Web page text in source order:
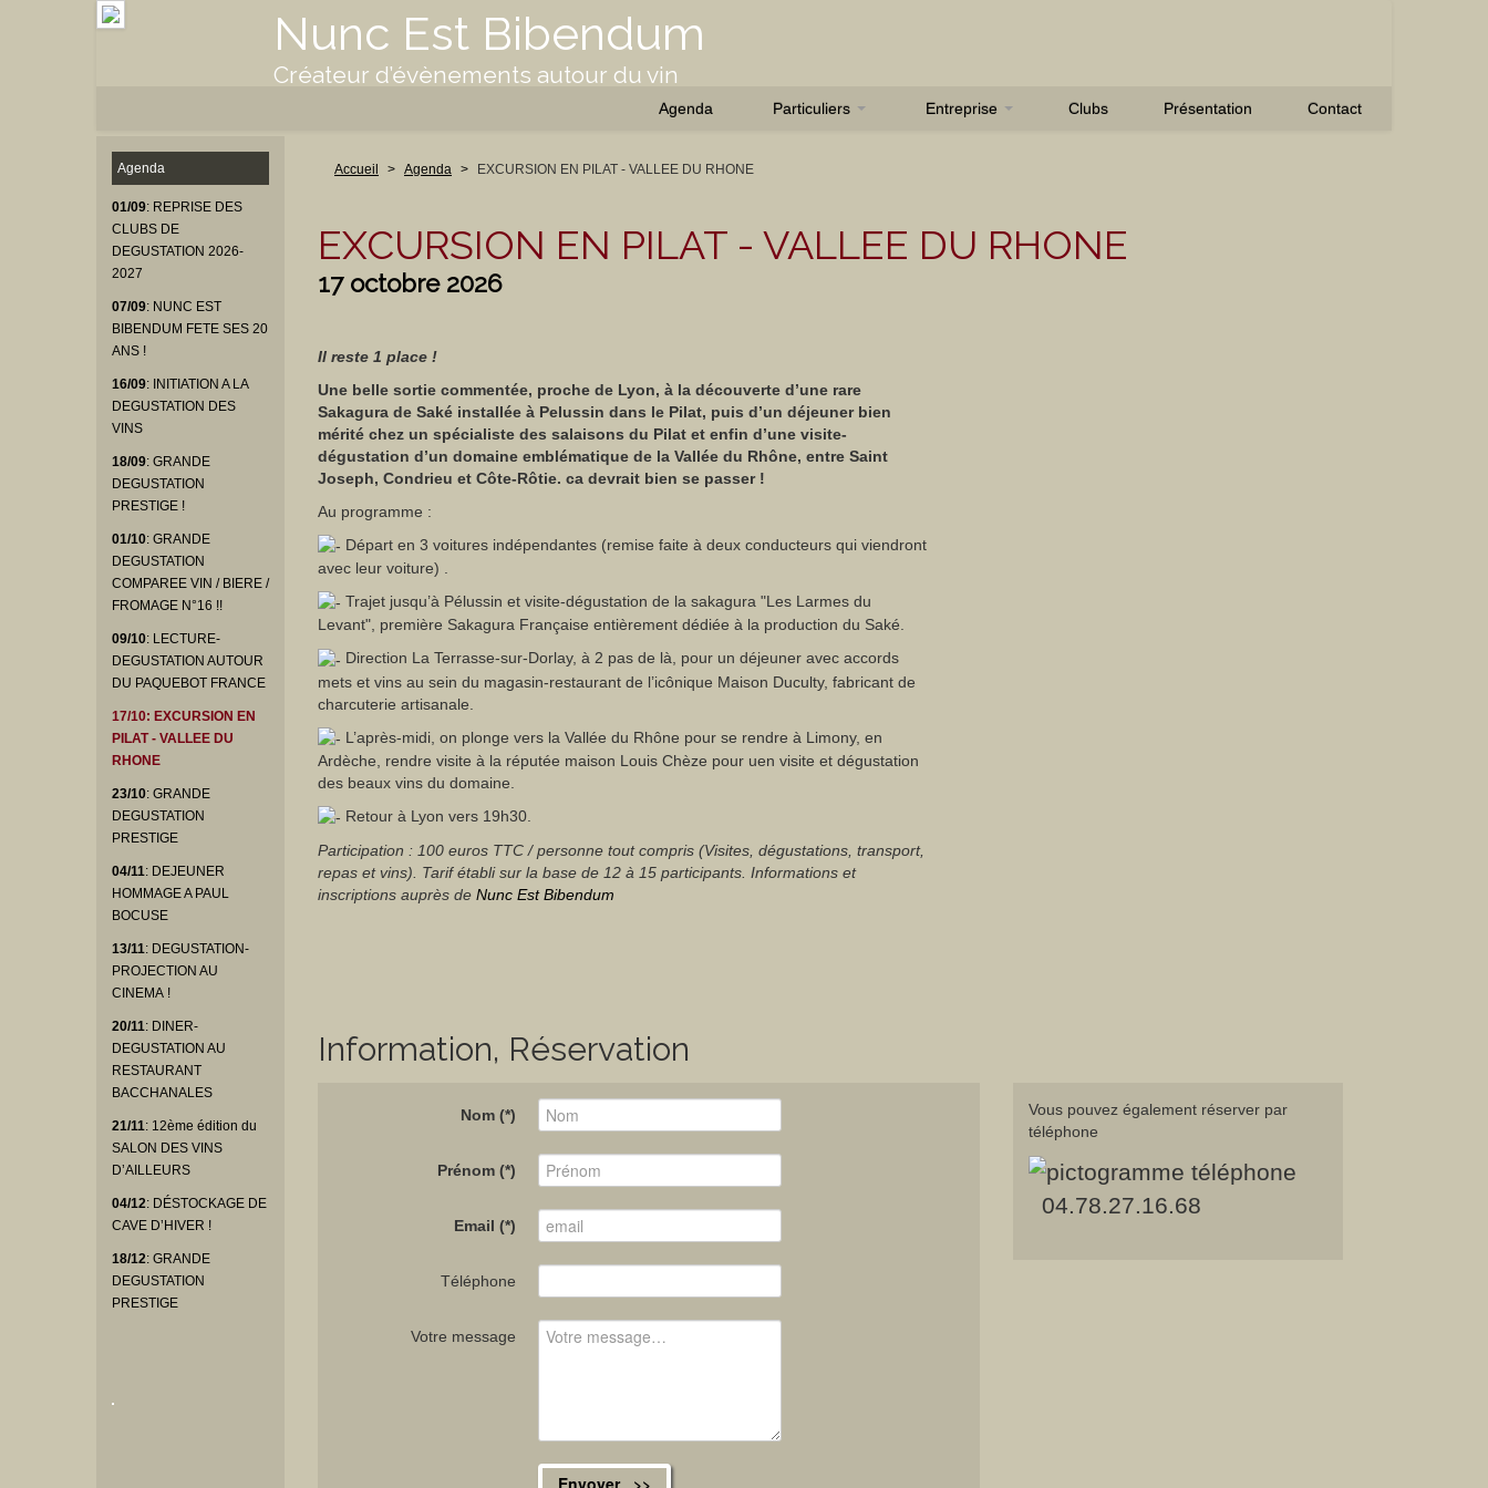
Nunc Est Bibendum
Créateur d’évènements autour du vin
Agenda Particuliers Entreprise Clubs Présentation Contact
Agenda
01/09: REPRISE DES
CLUBS DE
DEGUSTATION 2026-
2027
07/09: NUNC EST
BIBENDUM FETE SES 20
ANS !
16/09: INITIATION A LA
DEGUSTATION DES
VINS
18/09: GRANDE
DEGUSTATION
PRESTIGE !
01/10: GRANDE
DEGUSTATION
COMPAREE VIN / BIERE /
FROMAGE N°16 !!
09/10: LECTURE-
DEGUSTATION AUTOUR
DU PAQUEBOT FRANCE
17/10: EXCURSION EN
PILAT - VALLEE DU
RHONE
23/10: GRANDE
DEGUSTATION
PRESTIGE
04/11: DEJEUNER
HOMMAGE A PAUL
BOCUSE
13/11: DEGUSTATION-
PROJECTION AU
CINEMA !
20/11: DINER-
DEGUSTATION AU
RESTAURANT
BACCHANALES
21/11: 12ème édition du
SALON DES VINS
D’AILLEURS
04/12: DÉSTOCKAGE DE
CAVE D’HIVER !
18/12: GRANDE
DEGUSTATION
PRESTIGE
Accueil > Agenda > EXCURSION EN PILAT - VALLEE DU RHONE
EXCURSION EN PILAT - VALLEE DU RHONE
17 octobre 2026
Il reste 1 place !
Une belle sortie commentée, proche de Lyon, à la découverte d’une rare
Sakagura de Saké installée à Pelussin dans le Pilat, puis d’un déjeuner bien
mérité chez un spécialiste des salaisons du Pilat et enfin d’une visite-
dégustation d’un domaine emblématique de la Vallée du Rhône, entre Saint
Joseph, Condrieu et Côte-Rôtie. ca devrait bien se passer !
Au programme :
Départ en 3 voitures indépendantes (remise faite à deux conducteurs qui viendront
avec leur voiture) .
Trajet jusqu’à Pélussin et visite-dégustation de la sakagura "Les Larmes du
Levant", première Sakagura Française entièrement dédiée à la production du Saké.
Direction La Terrasse-sur-Dorlay, à 2 pas de là, pour un déjeuner avec accords
mets et vins au sein du magasin-restaurant de l’icônique Maison Duculty, fabricant de
charcuterie artisanale.
L’après-midi, on plonge vers la Vallée du Rhône pour se rendre à Limony, en
Ardèche, rendre visite à la réputée maison Louis Chèze pour uen visite et dégustation
des beaux vins du domaine.
Retour à Lyon vers 19h30.
Participation : 100 euros TTC / personne tout compris (Visites, dégustations, transport,
repas et vins). Tarif établi sur la base de 12 à 15 participants. Informations et
inscriptions auprès de Nunc Est Bibendum
Information, Réservation
Nom (*)
Prénom (*)
Email (*)
Téléphone
Votre message
Vous pouvez également réserver par
téléphone
04.78.27.16.68